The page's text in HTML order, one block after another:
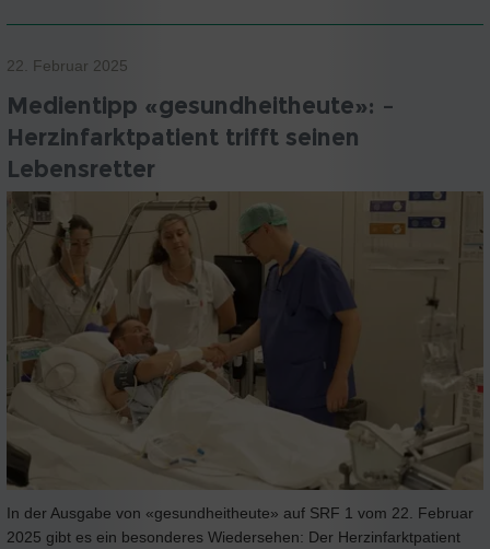
22. Februar 2025
Medientipp «gesundheitheute»: –
Herzinfarktpatient trifft seinen
Lebensretter
In der Ausgabe von «gesundheitheute» auf SRF 1 vom 22. Februar
2025 gibt es ein besonderes Wiedersehen: Der Herzinfarktpatient